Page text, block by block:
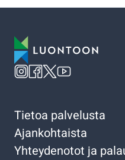
Tietoa palvelusta
Ajankohtaista
Yhteydenotot ja